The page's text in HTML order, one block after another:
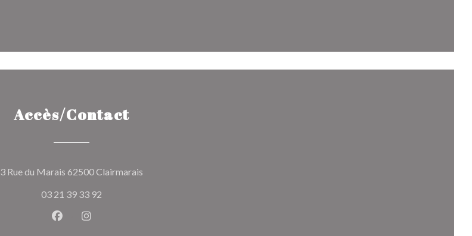
Accès/Contact
3 Rue du Marais 62500 Clairmarais
03 21 39 33 92
Facebook ((ouvre une nouvelle fenêtre))
Instagram ((ouvre une nouvelle fenêtre))